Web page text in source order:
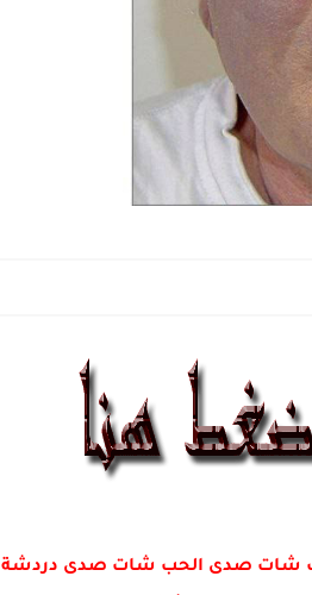
شات صدى الحب شات صدى دردشة